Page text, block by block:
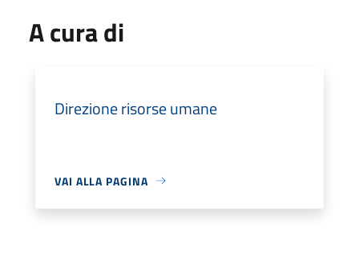
A cura di
Direzione risorse umane
VAI ALLA PAGINA